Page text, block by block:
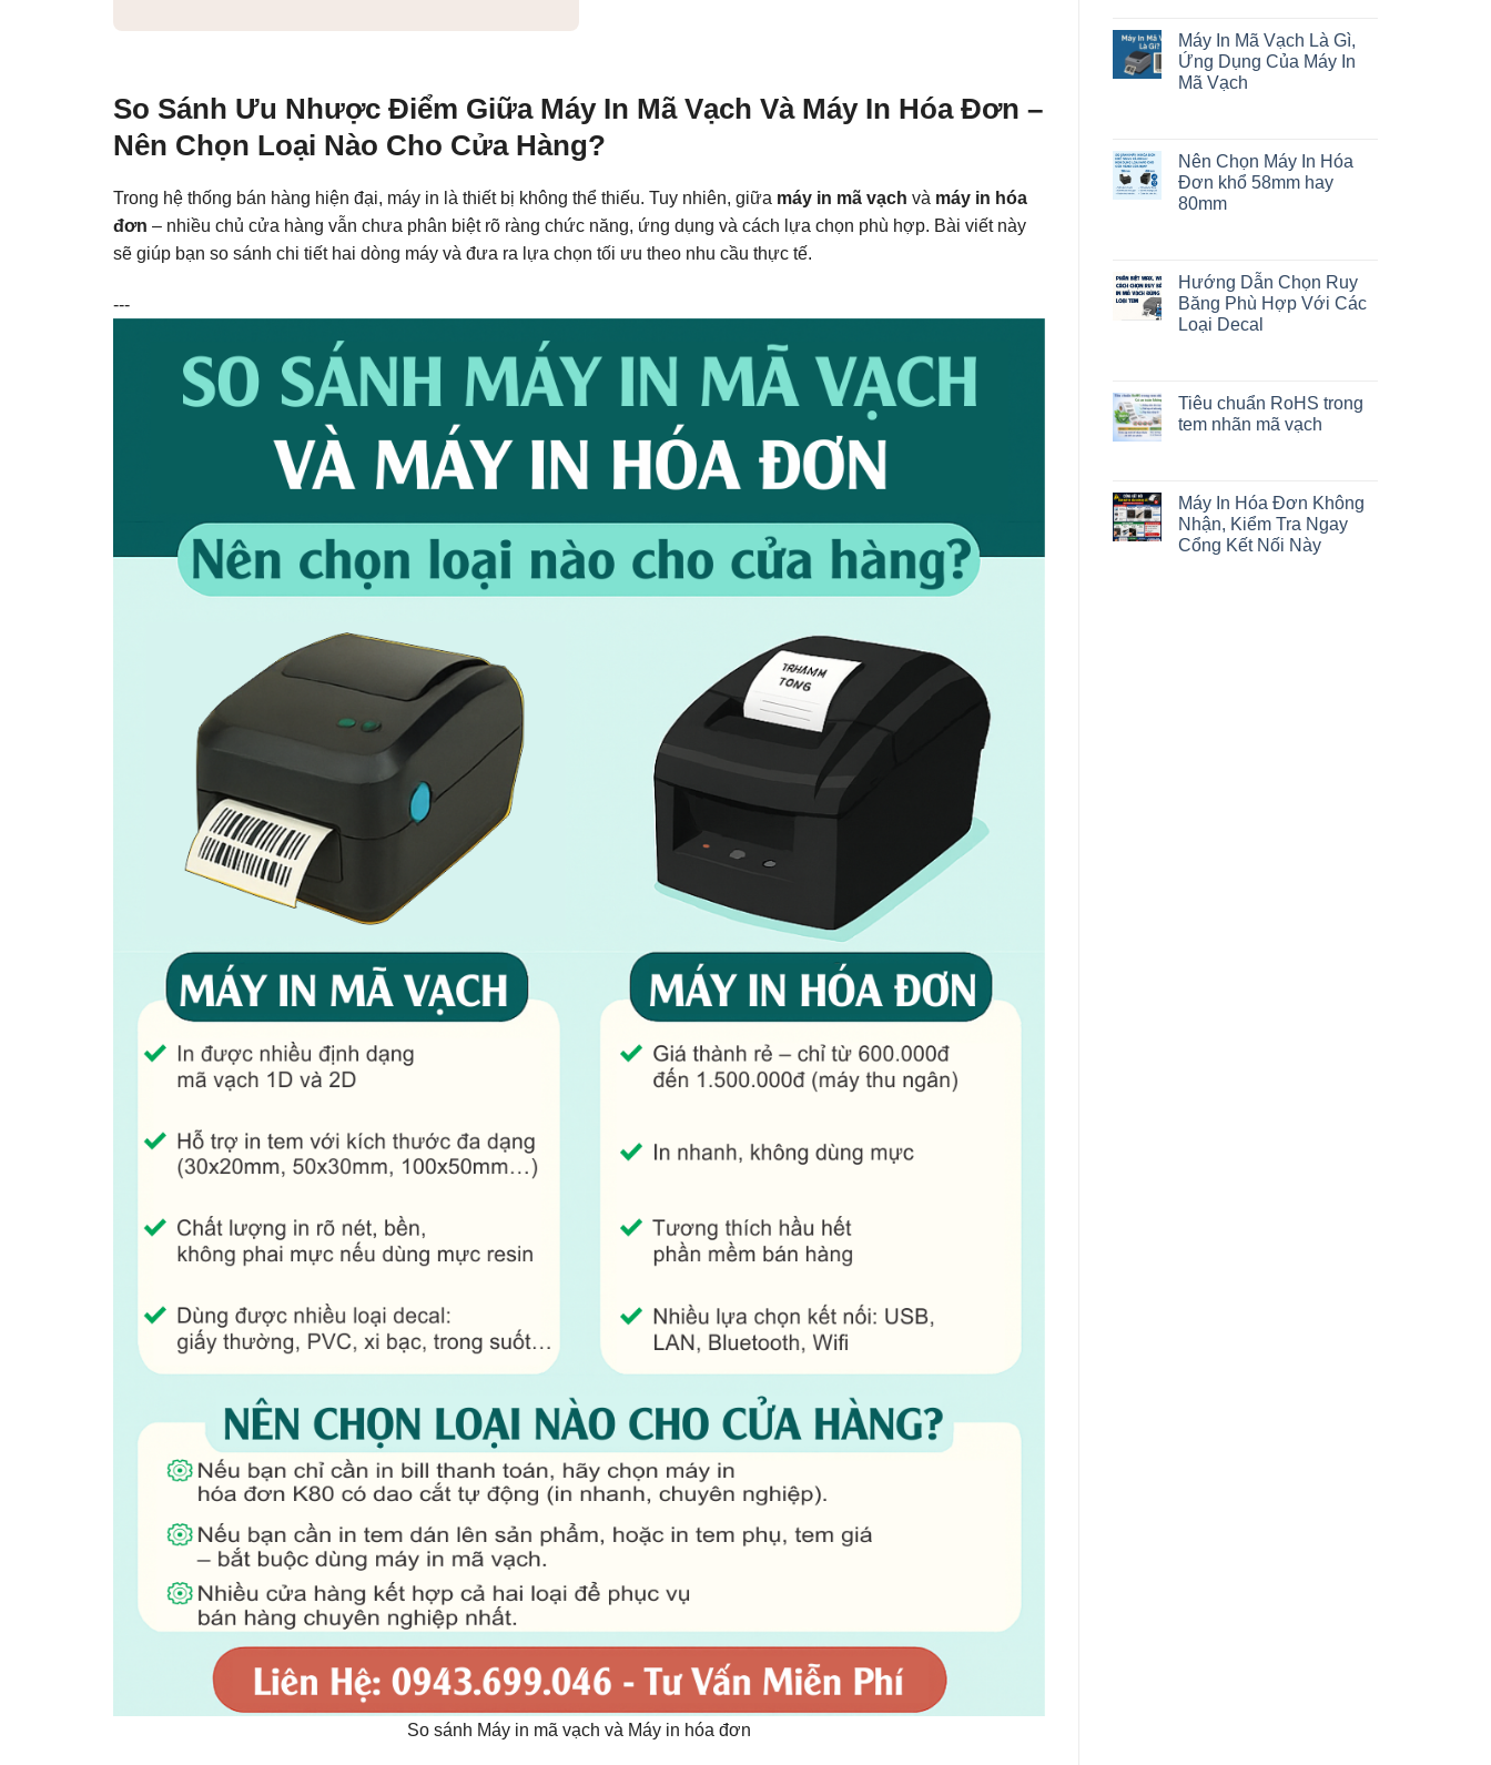
So Sánh Ưu Nhược Điểm Giữa Máy In Mã Vạch Và Máy In Hóa Đơn –
Nên Chọn Loại Nào Cho Cửa Hàng?
Trong hệ thống bán hàng hiện đại, máy in là thiết bị không thể thiếu. Tuy nhiên, giữa máy in mã vạch và máy in hóa
đơn – nhiều chủ cửa hàng vẫn chưa phân biệt rõ ràng chức năng, ứng dụng và cách lựa chọn phù hợp. Bài viết này
sẽ giúp bạn so sánh chi tiết hai dòng máy và đưa ra lựa chọn tối ưu theo nhu cầu thực tế.
---
So sánh Máy in mã vạch và Máy in hóa đơn
Máy In Mã Vạch Là Gì,
Ứng Dụng Của Máy In
Mã Vạch
Nên Chọn Máy In Hóa
Đơn khổ 58mm hay
80mm
Hướng Dẫn Chọn Ruy
Băng Phù Hợp Với Các
Loại Decal
Tiêu chuẩn RoHS trong
tem nhãn mã vạch
Máy In Hóa Đơn Không
Nhận, Kiểm Tra Ngay
Cổng Kết Nối Này